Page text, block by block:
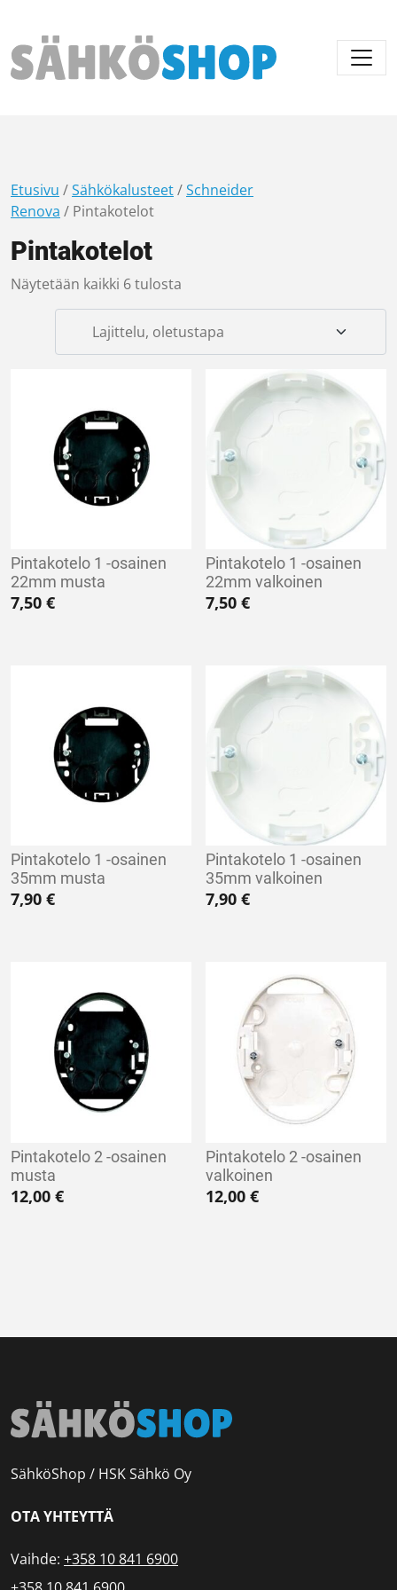
Päävalikko
Etusivu /Sähkökalusteet/Schneider
Renova / Pintakotelot
Pintakotelot
Näytetään kaikki 6 tulosta
Pintakotelo 1 -osainen
22mm musta
7,50 €
Pintakotelo 1 -osainen
22mm valkoinen
7,50€
Pintakotelo 1 -osainen
35mm musta
7,90 €
Pintakotelo 1 -osainen
35mm valkoinen
7,90€
Pintakotelo 2 -osainen
musta
12,00 €
Pintakotelo 2 -osainen
valkoinen
12,00€
SähköShop / HSK Sähkö Oy
OTA YHTEYTTÄ
Vaihde: +358 10 841 6900